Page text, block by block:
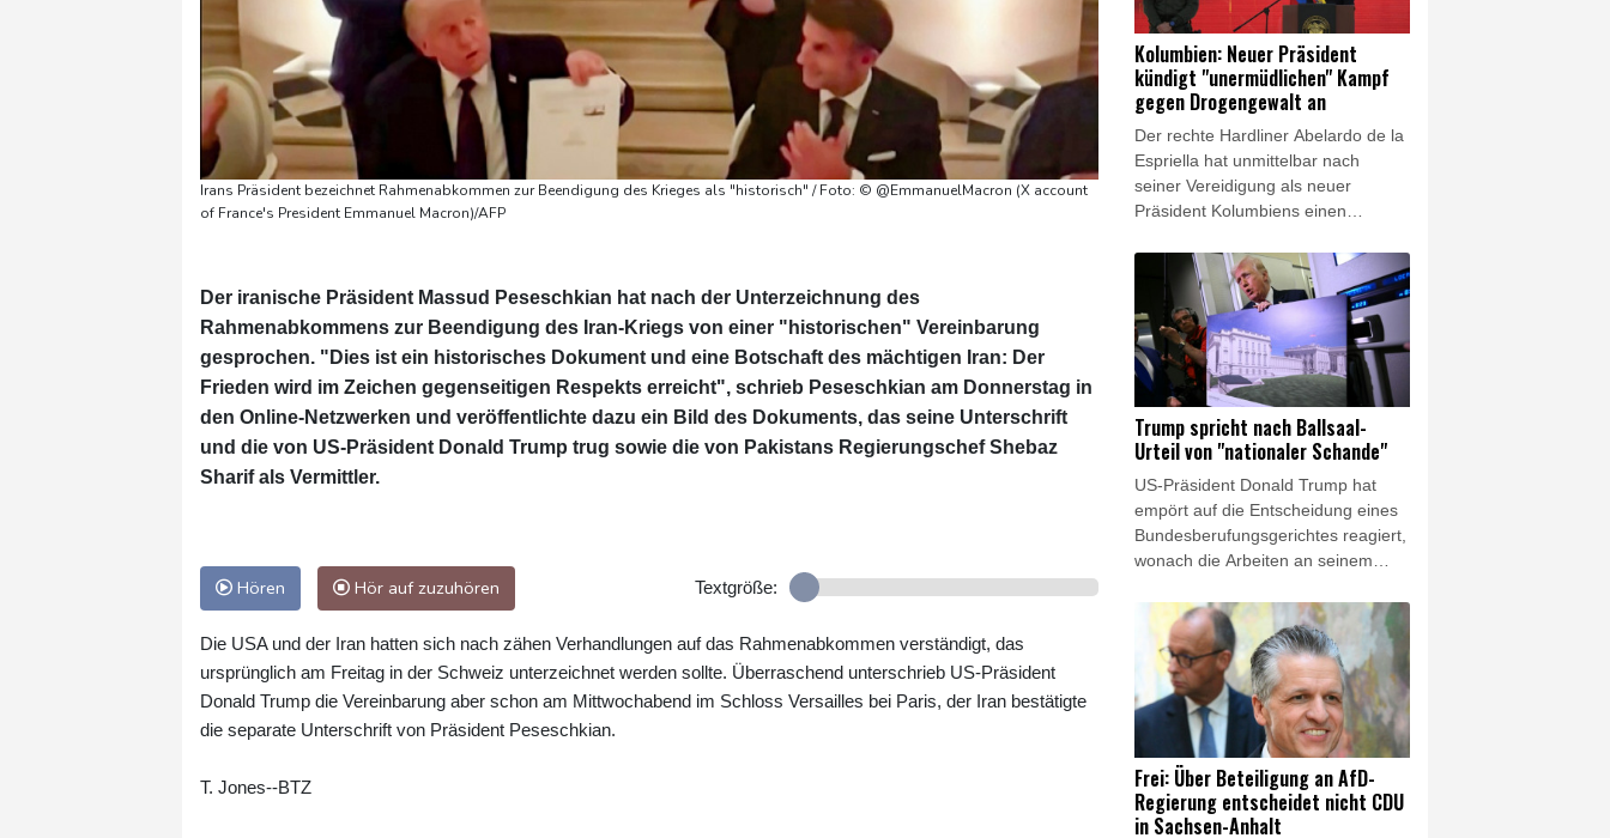
Irans Präsident bezeichnet Rahmenabkommen zur Beendigung des Krieges als "historisch" / Foto: © @EmmanuelMacron (X account
of France's President Emmanuel Macron)/AFP
Der iranische Präsident Massud Peseschkian hat nach der Unterzeichnung des
Rahmenabkommens zur Beendigung des Iran-Kriegs von einer "historischen" Vereinbarung
gesprochen. "Dies ist ein historisches Dokument und eine Botschaft des mächtigen Iran: Der
Frieden wird im Zeichen gegenseitigen Respekts erreicht", schrieb Peseschkian am Donnerstag in
den Online-Netzwerken und veröffentlichte dazu ein Bild des Dokuments, das seine Unterschrift
und die von US-Präsident Donald Trump trug sowie die von Pakistans Regierungschef Shebaz
Sharif als Vermittler.
Hören Hör auf zuzuhören Textgröße:
Die USA und der Iran hatten sich nach zähen Verhandlungen auf das Rahmenabkommen verständigt, das
ursprünglich am Freitag in der Schweiz unterzeichnet werden sollte. Überraschend unterschrieb US-Präsident
Donald Trump die Vereinbarung aber schon am Mittwochabend im Schloss Versailles bei Paris, der Iran bestätigte
die separate Unterschrift von Präsident Peseschkian.
T. Jones--BTZ
weitere Menschen verletzt worden.
Kolumbien: Neuer Präsident
kündigt "unermüdlichen" Kampf
gegen Drogengewalt an
Der rechte Hardliner Abelardo de la
Espriella hat unmittelbar nach
seiner Vereidigung als neuer
Präsident Kolumbiens einen
Drogengewalt angekündigt. Der
Verbündete von US-Präsident
Donald Trump sagte am Freitag in
Cali, er werde wieder "Ordnung" in
das südamerikanische Land
bringen. Der 48-jährige Politik-
Neuling trat die Nachfolge des
linken Präsidenten Gustavo Petro
an.
Trump spricht nach Ballsaal-
Urteil von "nationaler Schande"
US-Präsident Donald Trump hat
empört auf die Entscheidung eines
Bundesberufungsgerichtes reagiert,
wonach die Arbeiten an seinem
nicht weitergehen dürfen. Die
Justizentscheidung sei eine
"nationale Schande", erklärte er am
Freitag. Außerdem werde dadurch
die nationale Sicherheit bedroht,
setzte er offensichtlich mit Blick auf
einen unterirdischen Militärbunker
sowie weitere
Sicherheitsvorkehrungen im
Frei: Über Beteiligung an AfD-
Regierung entscheidet nicht CDU
in Sachsen-Anhalt